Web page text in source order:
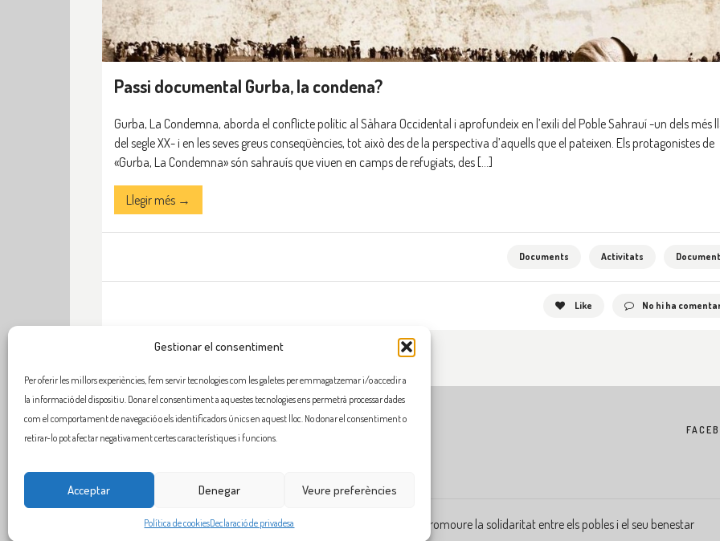
Gestionar el consentiment
Per oferir les millors experiències, fem servir tecnologies com les galetes per emmagatzemar i/o accedir a
la informació del dispositiu. Donar el consentiment a aquestes tecnologies ens permetrà processar dades
com el comportament de navegació o els identificadors únics en aquest lloc. No donar el consentiment o
retirar-lo pot afectar negativament certes característiques i funcions.
Acceptar Denegar Veure preferències
Política de cookiesDeclaració de privadesa
Passi documental Gurba, la condena?
Gurba, La Condemna, aborda el conflicte polític al Sàhara Occidental i aprofundeix en l’exili del Poble Sahrauí -un dels més
del segle XX- i en les seves greus conseqüències, tot això des de la perspectiva d’aquells que el pateixen. Els protagonistes de
«Gurba, La Condemna» són sahrauís que viuen en camps de refugiats, des […]
Llegir més →
Documents Activitats
Like No hi ha
Flama, promoure la solidaritat entre els pobles i el seu benestar